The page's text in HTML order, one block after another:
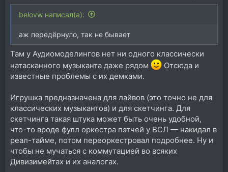
belovw написал(а):
аж передёрнуло, так не бывает
Там у Аудиомоделингов нет ни одного классически
натасканного музыканта даже рядом
Отсюда и
известные проблемы с их демками.
Игрушка предназначена для лайвов (это точно не для
классических музыкантов) и для скетчинга. Для
скетчинга такая штука может быть очень удобной,
что-то вроде фулл оркестра пэтчей у ВСЛ — накидал в
реал-тайме, потом переоркестровал подробнее. Ну и
чтобы не мучаться с коммутацией во всяких
Дивизимейтах и их аналогах.